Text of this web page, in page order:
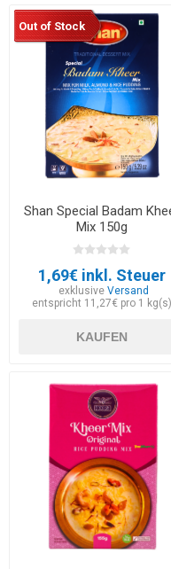
Out of Stock
Shan Special Badam
Mix 150g
1,69€ inkl. Steuer
exklusiveVersand
entspricht 11,27€ pro 1 kg(s)
KAUFEN